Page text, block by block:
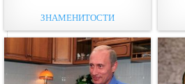
ЗНАМЕНИТОСТИ